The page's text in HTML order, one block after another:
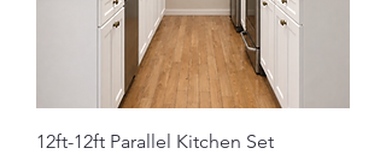
12ft-12ft Parallel Kitchen Set